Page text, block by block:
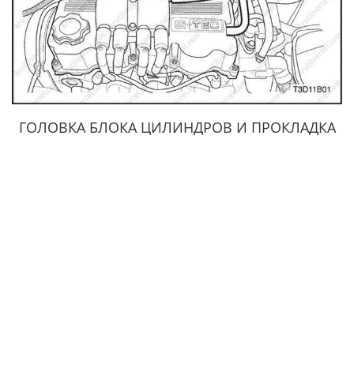
ГОЛОВКА БЛОКА ЦИЛИНДРОВ И ПРОКЛАДКА